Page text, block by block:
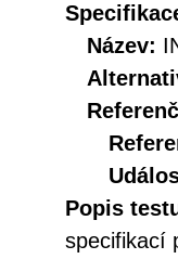
Název:
Popis
specifikací